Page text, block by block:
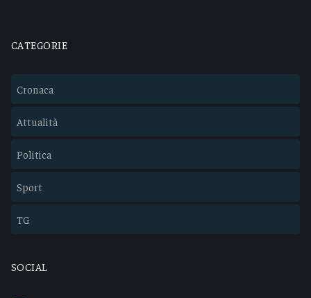
CATEGORIE
Cronaca
Attualità
Politica
Sport
TG
SOCIAL